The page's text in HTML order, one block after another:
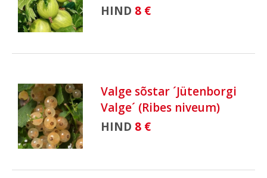
HIND 8 €
Valge sõstar ´Jütenborgi
Valge´ (Ribes niveum)
HIND 8 €